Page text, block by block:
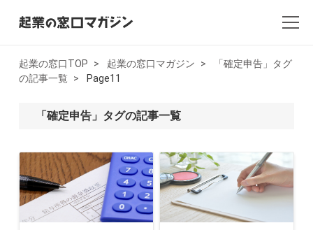
起業・創業
開業
副業
会社設立・法人化
起業の窓口TOP 起業の窓口マガジン
「確定申告」タグ
の記事一覧
Page11
「確定申告」タグの記事一覧